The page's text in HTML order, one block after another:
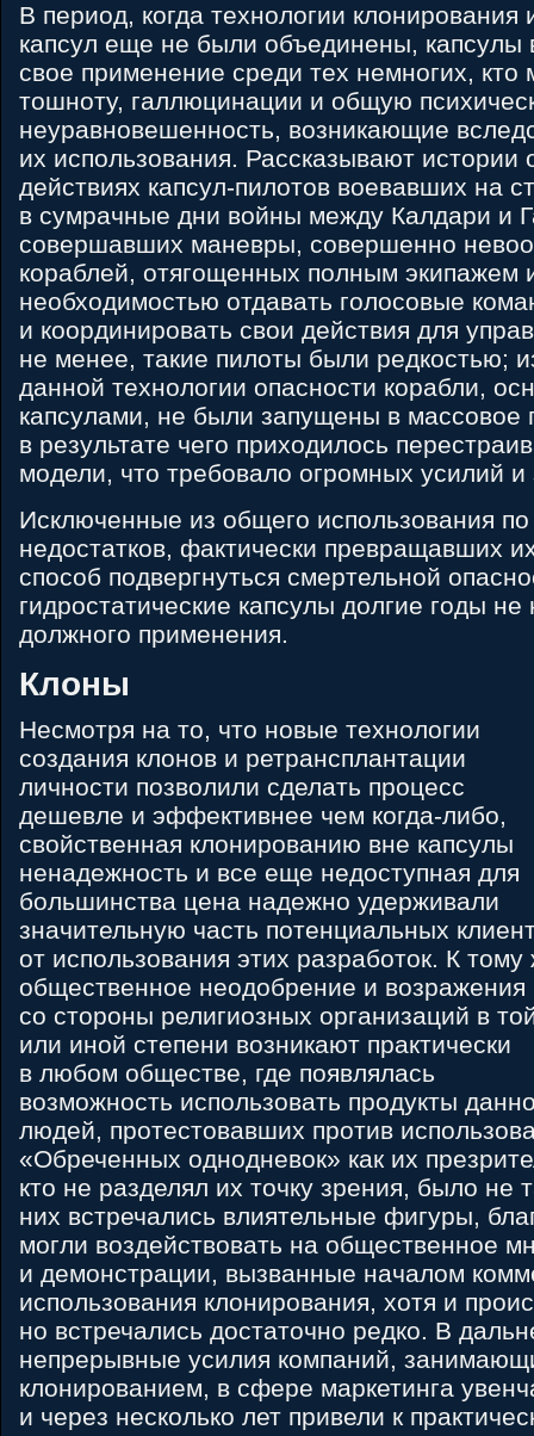
В период, когда технологии клонирования
капсул еще не были объединены, капсулы
свое применение среди тех немногих, кто
тошноту, галлюцинации и общую
неуравновешенность, возникающие
их использования. Рассказывают истории
действиях капсул-пилотов воевавших на
в сумрачные дни войны между Калдари и
совершавших маневры, совершенно
кораблей, отягощенных полным
необходимостью отдавать голосовые
и координировать свои действия для
не менее, такие пилоты были редкостью;
данной технологии опасности корабли,
капсулами, не были запущены в массовое
в результате чего приходилось
модели, что требовало огромных усилий и
Исключенные из общего использования
недостатков, фактически превращавших
способ подвергнуться смертельной
гидростатические капсулы долгие годы не
должного применения.
Клоны
Несмотря на то, что новые технологии
создания клонов и ретрансплантации
личности позволили сделать процесс
дешевле и эффективнее чем когда-либо,
свойственная клонированию вне капсулы
ненадежность и все еще недоступная для
большинства цена надежно удерживали
значительную часть потенциальных
от использования этих разработок. К тому
общественное неодобрение и возражения
со стороны религиозных организаций в
или иной степени возникают практически
в любом обществе, где появлялась
возможность использовать продукты
людей, протестовавших против
«Обреченных однодневок» как их
кто не разделял их точку зрения, было не
них встречались влиятельные фигуры,
могли воздействовать на общественное
и демонстрации, вызванные началом
использования клонирования, хотя и
но встречались достаточно редко. В
непрерывные усилия компаний,
клонированием, в сфере маркетинга
и через несколько лет привели к